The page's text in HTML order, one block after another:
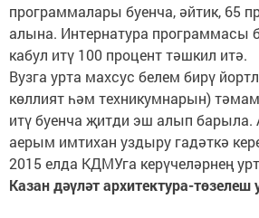
программалары буенча, әйтик, 65
алына. Интернатура программасы
кабул итү 100 процент тәшкил итә.
Вузга урта махсус белем бирү
көллият һәм техникумнарын)
итү буенча җитди эш алып барыла.
аерым имтихан уздыру гадәткә
2015 елда КДМУга керүчеләрнең
Казан дәүләт архитектура-төзелеш